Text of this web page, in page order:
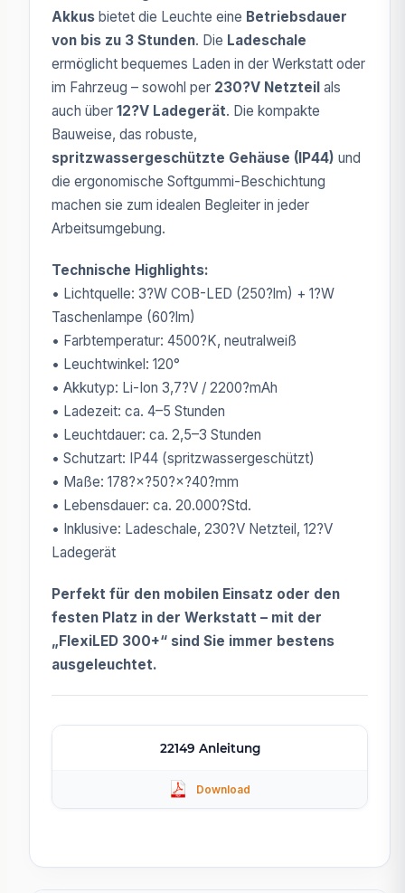
Akkus bietet die Leuchte eine Betriebsdauer
von bis zu 3 Stunden. Die Ladeschale
ermöglicht bequemes Laden in der Werkstatt oder
im Fahrzeug – sowohl per 230?V Netzteil als
auch über 12?V Ladegerät. Die kompakte
Bauweise, das robuste,
spritzwassergeschützte Gehäuse (IP44) und
die ergonomische Softgummi-Beschichtung
machen sie zum idealen Begleiter in jeder
Arbeitsumgebung.
Technische Highlights:
• Lichtquelle: 3?W COB-LED (250?lm) + 1?W
Taschenlampe (60?lm)
• Farbtemperatur: 4500?K, neutralweiß
• Leuchtwinkel: 120°
• Akkutyp: Li-Ion 3,7?V / 2200?mAh
• Ladezeit: ca. 4–5 Stunden
• Leuchtdauer: ca. 2,5–3 Stunden
• Schutzart: IP44 (spritzwassergeschützt)
• Maße: 178?×?50?×?40?mm
• Lebensdauer: ca. 20.000?Std.
• Inklusive: Ladeschale, 230?V Netzteil, 12?V
Ladegerät
Perfekt für den mobilen Einsatz oder den
festen Platz in der Werkstatt – mit der
„FlexiLED 300+“ sind Sie immer bestens
ausgeleuchtet.
22149 Anleitung